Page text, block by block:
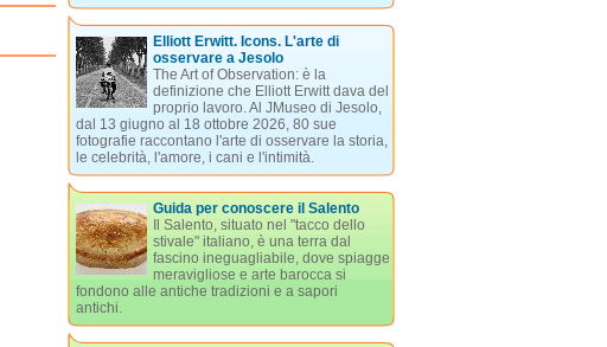
Elliott Erwitt. Icons. L'arte di
osservare a Jesolo
The Art of Observation: è la
definizione che Elliott Erwitt dava del
proprio lavoro. Al JMuseo di Jesolo,
dal 13 giugno al 18 ottobre 2026, 80 sue
fotografie raccontano l'arte di osservare la storia,
le celebrità, l'amore, i cani e l'intimità.
Guida per conoscere il Salento
Il Salento, situato nel "tacco dello
stivale" italiano, è una terra dal
fascino ineguagliabile, dove spiagge
meravigliose e arte barocca si
fondono alle antiche tradizioni e a sapori
antichi.